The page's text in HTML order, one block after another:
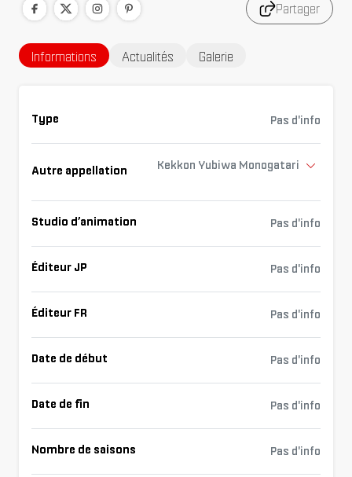
Partager
Informations Actualités Galerie
Type Pas d'info
Autre appellation Kekkon Yubiwa Monogatari
Studio d’animation Pas d'info
Éditeur JP Pas d'info
Éditeur FR Pas d'info
Date de début Pas d'info
Date de fin Pas d'info
Nombre de saisons Pas d'info